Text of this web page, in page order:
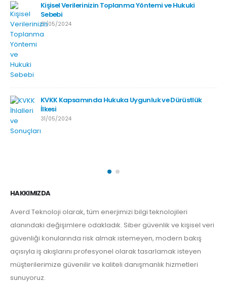
Kişisel Verilerinizin Toplanma Yöntemi ve Hukuki
Sebebi
31/05/2024
KVKK Kapsamında Hukuka Uygunluk ve Dürüstlük
İlkesi
31/05/2024
HAKKIMIZDA
Averd Teknoloji olarak, tüm enerjimizi bilgi teknolojileri
alanındaki değişimlere odakladık. Siber güvenlik ve kişisel veri
güvenliği konularında risk almak istemeyen, modern bakış
açısıyla iş akışlarını profesyonel olarak tasarlamak isteyen
müşterilerimize güvenilir ve kaliteli danışmanlık hizmetleri
sunuyoruz.